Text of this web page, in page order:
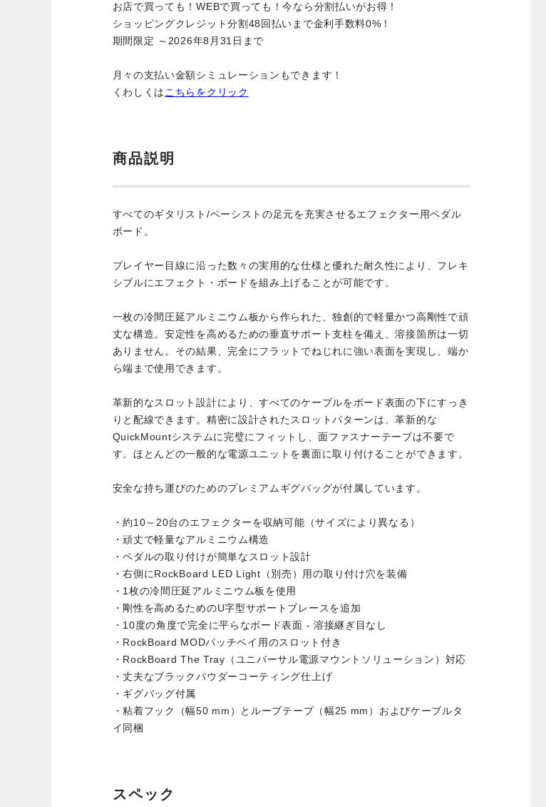
お店で買っても！WEBで買っても！今なら分割払いがお得！
ショッピングクレジット分割48回払いまで金利手数料0%！
期間限定 ～2026年8月31日まで
月々の支払い金額シミュレーションもできます！
くわしくは こちらをクリック
商品説明
すべてのギタリスト/ベーシストの足元を充実させるエフェクター用ペダル
ボード。
プレイヤー目線に沿った数々の実用的な仕様と優れた耐久性により、フレキ
シブルにエフェクト・ボードを組み上げることが可能です。
一枚の冷間圧延アルミニウム板から作られた、独創的で軽量かつ高剛性で頑
丈な構造。安定性を高めるための垂直サポート支柱を備え、溶接箇所は一切
ありません。その結果、完全にフラットでねじれに強い表面を実現し、端か
ら端まで使用できます。
革新的なスロット設計により、すべてのケーブルをボード表面の下にすっき
りと配線できます。精密に設計されたスロットパターンは、革新的な
QuickMountシステムに完璧にフィットし、面ファスナーテープは不要で
す。ほとんどの一般的な電源ユニットを裏面に取り付けることができます。
安全な持ち運びのためのプレミアムギグバッグが付属しています。
・約10～20台のエフェクターを収納可能（サイズにより異なる）
・頑丈で軽量なアルミニウム構造
・ペダルの取り付けが簡単なスロット設計
・右側にRockBoard LED Light（別売）用の取り付け穴を装備
・1枚の冷間圧延アルミニウム板を使用
・剛性を高めるためのU字型サポートブレースを追加
・10度の角度で完全に平らなボード表面 - 溶接継ぎ目なし
・RockBoard MODパッチベイ用のスロット付き
・RockBoard The Tray（ユニバーサル電源マウントソリューション）対応
・丈夫なブラックパウダーコーティング仕上げ
・ギグバッグ付属
・粘着フック（幅50 mm）とループテープ（幅25 mm）およびケーブルタ
イ同梱
スペック